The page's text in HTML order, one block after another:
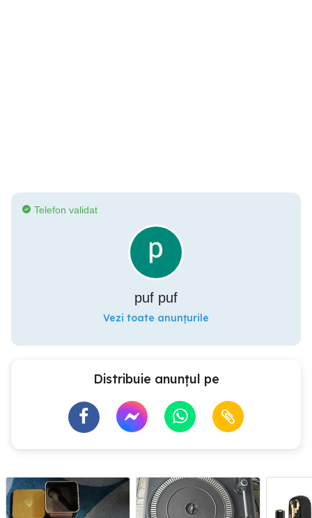
Telefon validat
puf puf
Vezi toate anunțurile
Distribuie anunțul pe